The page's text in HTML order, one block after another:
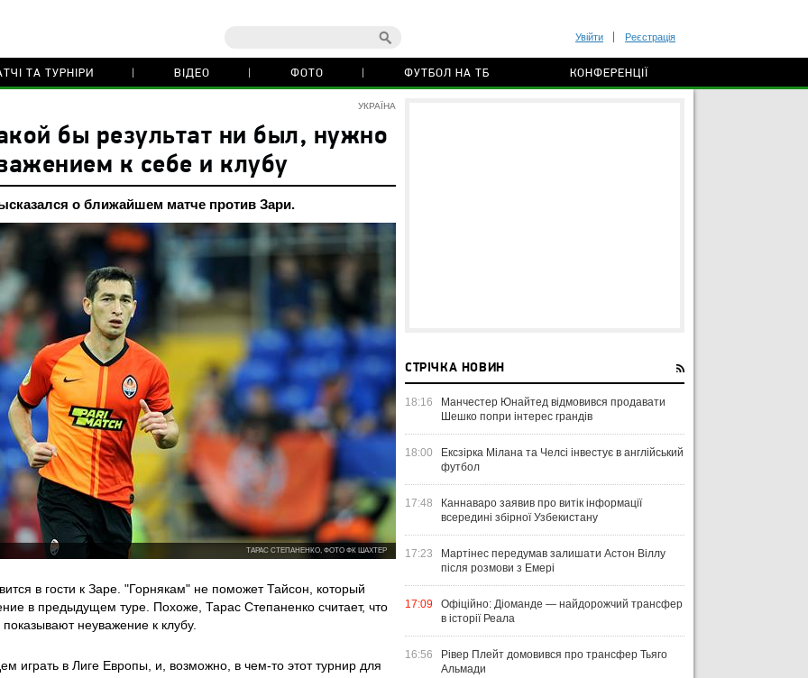
Увійти Реєстрація
ТА ТУРНІРИ ВІДЕО ФОТО ФУТБОЛ НА ТБ КОНФЕРЕНЦІЇ
УКРАЇНА
бы результат ни был, нужно
к себе и клубу
о ближайшем матче против Зари.
ТАРАС СТЕПАНЕНКО, ФОТО ФК ШАХТЕР
в гости к Заре. "Горнякам" не поможет Тайсон, который
в предыдущем туре. Похоже, Тарас Степаненко считает, что
неуважение к клубу.
играть в Лиге Европы, и, возможно, в чем-то этот турнир для
СТРІЧКА НОВИН
18:16
Манчестер Юнайтед відмовився продавати
Шешко попри інтерес грандів
18:00
Ексзірка Мілана та Челсі інвестує в англійський
футбол
17:48
Каннаваро заявив про витік інформації
всередині збірної Узбекистану
17:23
Мартінес передумав залишати Астон Віллу
після розмови з Емері
17:09
Офіційно: Діоманде — найдорожчий трансфер
в історії Реала
16:56
Рівер Плейт домовився про трансфер Тьяго
Альмади